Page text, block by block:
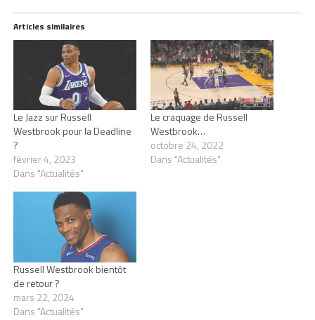
Articles similaires
Le Jazz sur Russell
Westbrook pour la Deadline
?
février 4, 2023
Dans "Actualités"
Le craquage de Russell
Westbrook…
octobre 24, 2022
Dans "Actualités"
Russell Westbrook bientôt
de retour ?
mars 22, 2024
Dans "Actualités"